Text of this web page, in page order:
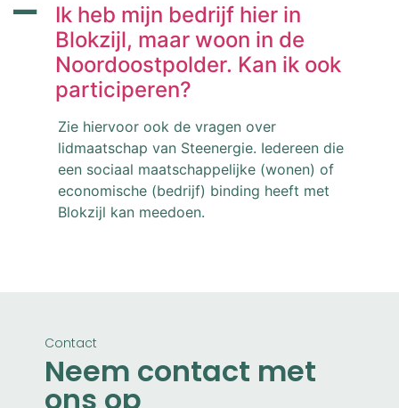
A
Ik heb mijn bedrijf hier in
Blokzijl, maar woon in de
Noordoostpolder. Kan ik ook
participeren?
Zie hiervoor ook de vragen over
lidmaatschap van Steenergie. Iedereen die
een sociaal maatschappelijke (wonen) of
economische (bedrijf) binding heeft met
Blokzijl kan meedoen.
Contact
Neem contact met
ons op